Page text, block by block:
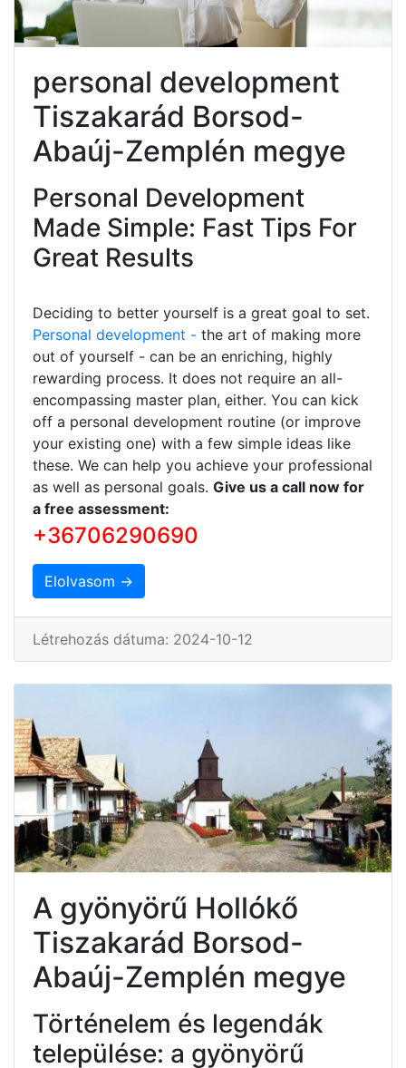
personal development
Tiszakarád Borsod-
Abaúj-Zemplén megye
Personal Development
Made Simple: Fast Tips For
Great Results
Deciding to better yourself is a great goal to set.
Personal development - the art of making more
out of yourself - can be an enriching, highly
rewarding process. It does not require an all-
encompassing master plan, either. You can kick
off a personal development routine (or improve
your existing one) with a few simple ideas like
these. We can help you achieve your professional
as well as personal goals. Give us a call now for
a free assessment:
+36706290690
Elolvasom →
Létrehozás dátuma: 2024-10-12
A gyönyörű Hollókő
Tiszakarád Borsod-
Abaúj-Zemplén megye
Történelem és legendák
települése: a gyönyörű